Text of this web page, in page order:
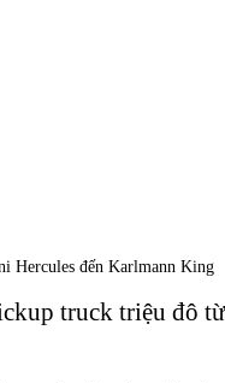
Hercules đến Karlmann King
truck triệu đô